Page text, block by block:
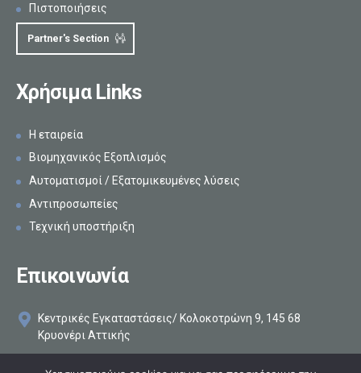
Πιστοποιήσεις
Partner's Section
Χρήσιμα Links
Η εταιρεία
Βιομηχανικός Εξοπλισμός
Αυτοματισμοί / Εξατομικευμένες λύσεις
Αντιπροσωπείες
Τεχνική υποστήριξη
Επικοινωνία
Κεντρικές Εγκαταστάσεις/ Κολοκοτρώνη 9, 145 68
Κρυονέρι Αττικής